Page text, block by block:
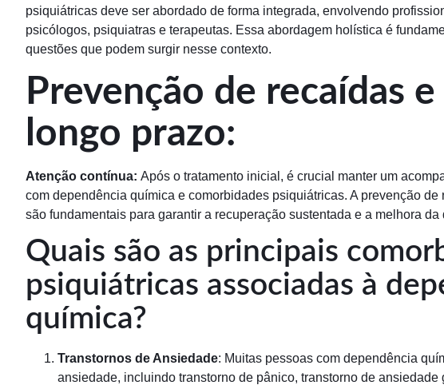
psiquiátricas deve ser abordado de forma integrada, envolvendo
psicólogos, psiquiatras e terapeutas. Essa abordagem holística é
questões que podem surgir nesse contexto.
Prevenção de recaídas
longo prazo:
Atenção contínua: Após o tratamento inicial, é crucial manter um
com dependência química e comorbidades psiquiátricas. A prevenção
são fundamentais para garantir a recuperação sustentada e a melhora
Quais são as principais
psiquiátricas associadas à
química?
Transtornos de Ansiedade: Muitas pessoas com dependência
ansiedade, incluindo transtorno de pânico, transtorno de